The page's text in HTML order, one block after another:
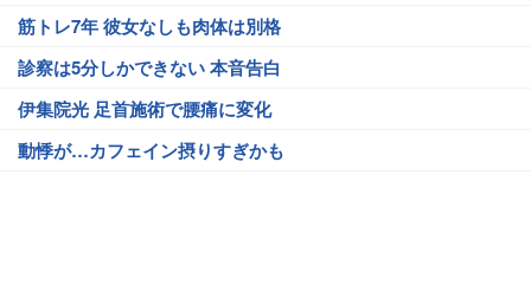
筋トレ7年 彼女なしも肉体は別格
診察は5分しかできない 本音告白
伊集院光 足首施術で腰痛に変化
動悸が…カフェイン摂りすぎかも